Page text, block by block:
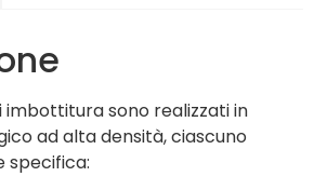
imbottitura sono realizzati in
ad alta densità, ciascuno
specifica: